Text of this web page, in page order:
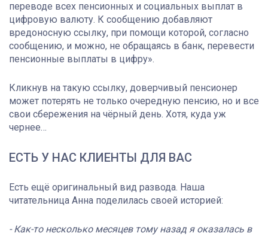
переводе всех пенсионных и социальных выплат в
цифровую валюту. К сообщению добавляют
вредоносную ссылку, при помощи которой, согласно
сообщению, и можно, не обращаясь в банк, перевести
пенсионные выплаты в цифру».
Кликнув на такую ссылку, доверчивый пенсионер
может потерять не только очередную пенсию, но и все
свои сбережения на чёрный день. Хотя, куда уж
чернее…
ЕСТЬ У НАС КЛИЕНТЫ ДЛЯ ВАС
Есть ещё оригинальный вид развода. Наша
читательница Анна поделилась своей историей:
- Как-то несколько месяцев тому назад я оказалась в